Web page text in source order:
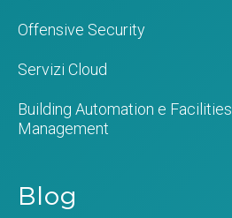
Offensive Security
Servizi Cloud
Building Automation e Facilities
Management
Blog